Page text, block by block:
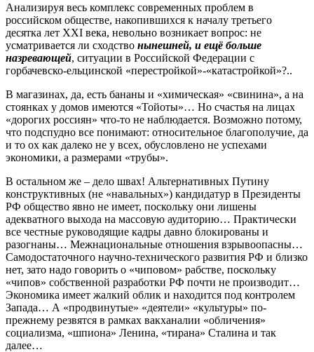
Анализируя весь комплекс современных проблем в
российском обществе, накопившихся к началу третьего
десятка лет ХХI века, невольно возникает вопрос: не
усматривается ли сходство нынешней, и ещё больше
назревающей, ситуации в Российской Федерации с
горбачевско-ельцинской «перестройкой»-«катастройкой»?..
В магазинах, да, есть бананы и «химическая» «свинина», а на
стоянках у домов имеются «Тойоты»… Но счастья на лицах
«дорогих россиян» что-то не наблюдается. Возможно потому,
что подспудно все понимают: относительное благополучие, да
и то ох как далеко не у всех, обусловлено не успехами
экономики, а размерами «трубы».
В остальном же – дело швах! Альтернативных Путину
конструктивных (не «навальных») кандидатур в Президенты
РФ общество явно не имеет, поскольку они лишены
адекватного выхода на массовую аудиторию… Практически
все честные руководящие кадры давно блокированы и
разогнаны… Межнациональные отношения взрывоопасны…
Самодостаточного научно-технического развития РФ и близко
нет, зато надо говорить о «чиповом» рабстве, поскольку
«чипов» собственной разработки РФ почти не производит…
Экономика имеет жалкий облик и находится под контролем
Запада… А «продвинутые» «деятели» «культуры» по-
прежнему резвятся в рамках вакханалии «обличения»
социализма, «шпиона» Ленина, «тирана» Сталина и так
далее…